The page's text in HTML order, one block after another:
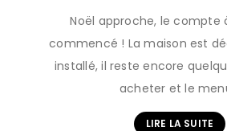
Noël approche, le compte
commencé ! La maison est
installé, il reste encore
acheter et le
LIRE LA SUITE